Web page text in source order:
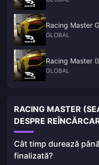
Racing Master
GLOBAL
Racing Master
GLOBAL
RACING MASTER
DESPRE
Cât timp durează
finalizată?